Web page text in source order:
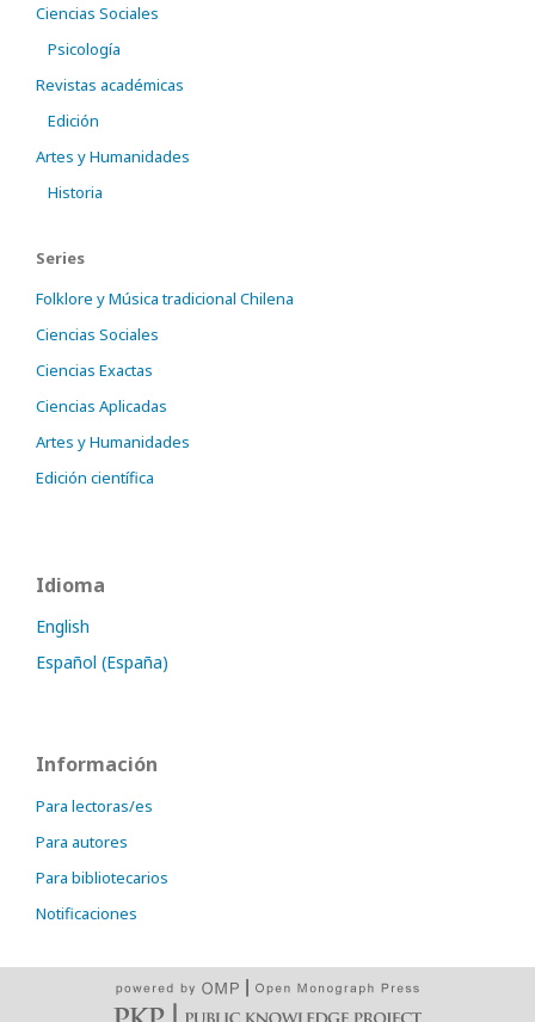
Ciencias Sociales
Psicología
Revistas académicas
Edición
Artes y Humanidades
Historia
Series
Folklore y Música tradicional Chilena
Ciencias Sociales
Ciencias Exactas
Ciencias Aplicadas
Artes y Humanidades
Edición científica
Idioma
English
Español (España)
Información
Para lectoras/es
Para autores
Para bibliotecarios
Notificaciones